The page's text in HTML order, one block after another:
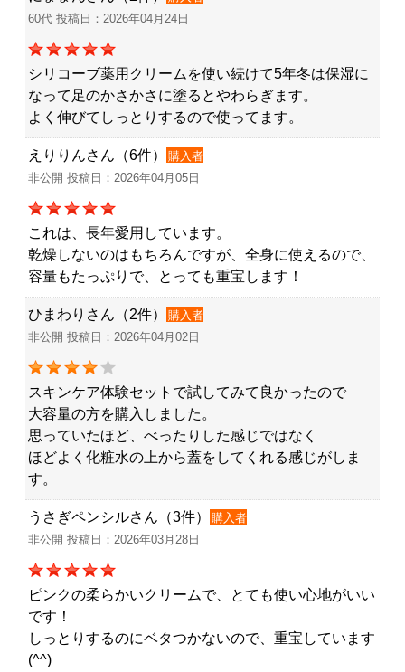
60代 投稿日：2026年04月24日
シリコーブ薬用クリームを使い続けて5年冬は保湿に
なって足のかさかさに塗るとやわらぎます。
よく伸びてしっとりするので使ってます。
えりりんさん（6件）
購入者
非公開 投稿日：2026年04月05日
これは、長年愛用しています。
乾燥しないのはもちろんですが、全身に使えるので、
容量もたっぷりで、とっても重宝します！
ひまわりさん（2件）
購入者
非公開 投稿日：2026年04月02日
スキンケア体験セットで試してみて良かったので
大容量の方を購入しました。
思っていたほど、べったりした感じではなく
ほどよく化粧水の上から蓋をしてくれる感じがしま
す。
うさぎペンシルさん（3件）
購入者
非公開 投稿日：2026年03月28日
ピンクの柔らかいクリームで、とても使い心地がいい
です！
しっとりするのにベタつかないので、重宝しています
(^^)